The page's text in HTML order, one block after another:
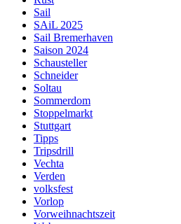
Sail
SAiL 2025
Sail Bremerhaven
Saison 2024
Schausteller
Schneider
Soltau
Sommerdom
Stoppelmarkt
Stuttgart
Tipps
Tripsdrill
Vechta
Verden
volksfest
Vorlop
Vorweihnachtszeit